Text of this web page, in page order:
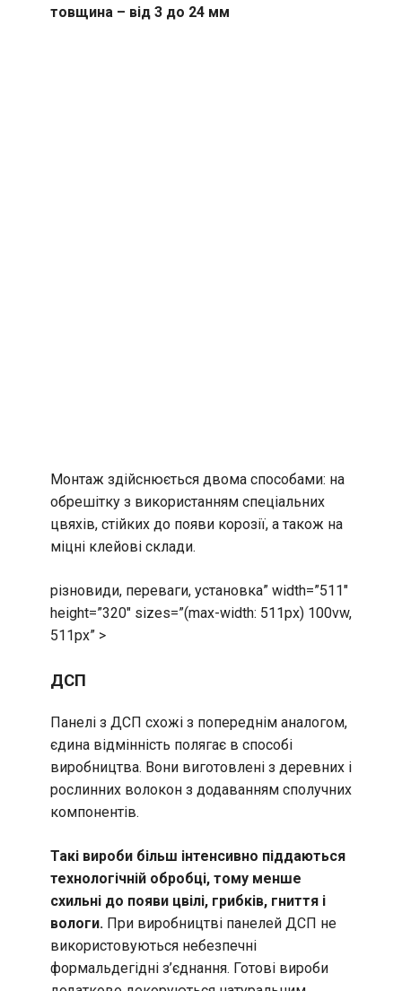
товщина – від 3 до 24 мм
Монтаж здійснюється двома способами: на
обрешітку з використанням спеціальних
цвяхів, стійких до появи корозії, а також на
міцні клейові склади.
різновиди, переваги, установка” width=”511″
height=”320″ sizes=”(max-width: 511px) 100vw,
511px” >
ДСП
Панелі з ДСП схожі з попереднім аналогом,
єдина відмінність полягає в способі
виробництва. Вони виготовлені з деревних і
рослинних волокон з додаванням сполучних
компонентів.
Такі вироби більш інтенсивно піддаються
технологічній обробці, тому менше
схильні до появи цвілі, грибків, гниття і
вологи. При виробництві панелей ДСП не
використовуються небезпечні
формальдегідні з’єднання. Готові вироби